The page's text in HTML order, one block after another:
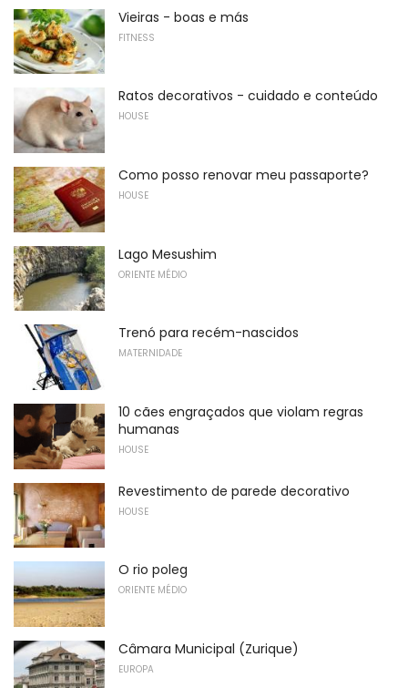
Vieiras - boas e más
FITNESS
Ratos decorativos - cuidado e conteúdo
HOUSE
Como posso renovar meu passaporte?
HOUSE
Lago Mesushim
ORIENTE MÉDIO
Trenó para recém-nascidos
MATERNIDADE
10 cães engraçados que violam regras
humanas
HOUSE
Revestimento de parede decorativo
HOUSE
O rio poleg
ORIENTE MÉDIO
Câmara Municipal (Zurique)
EUROPA